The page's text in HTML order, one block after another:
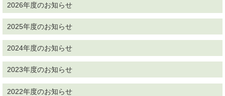
2026年度のお知らせ
2025年度のお知らせ
2024年度のお知らせ
2023年度のお知らせ
2022年度のお知らせ